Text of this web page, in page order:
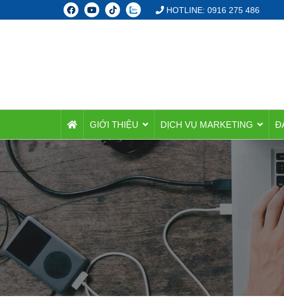
HOTLINE: 0916 275 486
GIỚI THIỆU DỊCH VỤ MARKETING